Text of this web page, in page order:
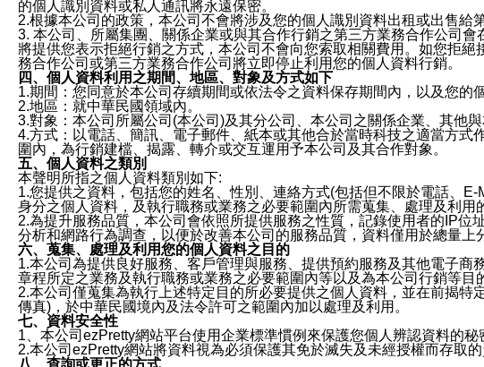
的個人識別資料或私人通訊將永遠保密。
2.根據本公司的政策，本公司不會將涉及您的個人識別資料出租或出售給第
3. 本公司、所屬集團、關係企業或與其合作行銷之第三方業務合作公司
將提供您表示拒絕行銷之方式，本公司不會向您索取相關費用。如您拒
務合作公司或第三方業務合作公司將立即停止利用您的個人資料行銷。
四、個人資料利用之期間、地區、對象及方式如下
1.期間：您同意於本公司存續期間或依法令之資料保存期間內，以及您的
2.地區：就中華民國領域內。
3.對象：本公司所屬公司(本公司)及其分公司、本公司之關係企業、其他
4.方式：以電話、簡訊、電子郵件、紙本或其他合於當時科技之適當方
圍內，為行銷建檔、揭露、轉介或交互運用予本公司及其合作對象。
五、個人資料之類別
本聲明所指之個人資料類別如下:
1.您提供之資料，包括您的姓名、性別、連絡方式(包括但不限於電話、
身分之個人資料，及執行職務或業務之必要範圍內所需蒐集、處理及利用
2.為提升服務品質，本公司會依照所提供服務之性質，記錄使用者的IP
分析和網路行為調查，以便於改善本公司的服務品質，資料僅用於總量上
六、蒐集、處理及利用您的個人資料之目的
1.本公司為提供良好服務、客戶管理與服務、提供預約服務及其他電子
章程所定之業務及執行職務或業務之必要範圍內等以及為本公司行銷等目
2.本公司僅蒐集為執行上述特定目的所必要提供之個人資料，並在前揭
傳真)，於中華民國境內及法令許可之範圍內加以處理及利用。
七、資料安全性
1、本公司ezPretty網站平台使用企業標準慣例來保護您個人辨認資料的
2.本公司ezPretty網站將資料視為必須保護其免於滅失及未經授權而存取
八、查詢或更正的方式